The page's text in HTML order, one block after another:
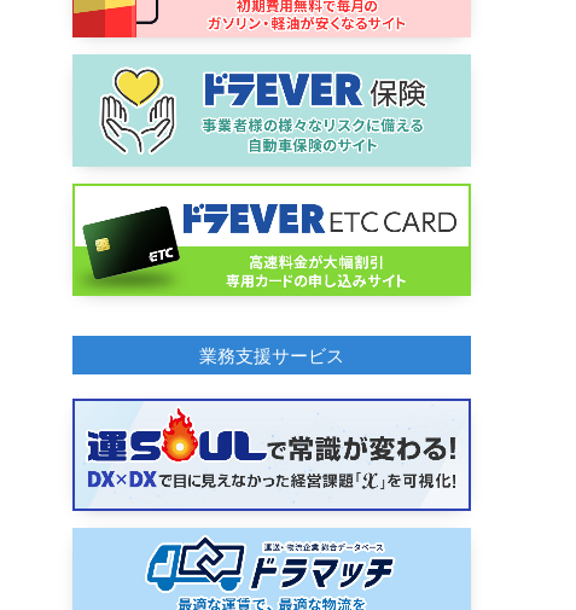
業務支援サービス